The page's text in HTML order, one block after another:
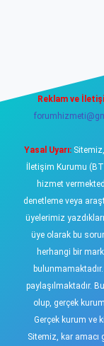
Reklam ve
Yasal Uyarı:Sitemiz,
İletişim Kurumu
hizmet
denetleme veya
üyelerimiz
üye olarak bu
herhangi bir
paylaşılmaktadır.
olup, gerçek
Gerçek kurum ve
Sitemiz, kar amacı